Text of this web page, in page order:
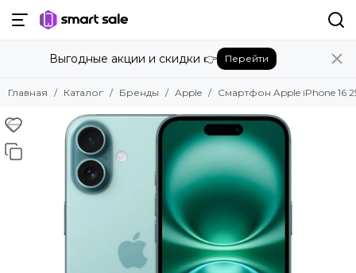
Назад
Бренды
Amazon
Apple
Bose
Выгодные акции и скидки 👉 Перейти
Главная Каталог Бренды Apple Смартфон Apple iPhone 16